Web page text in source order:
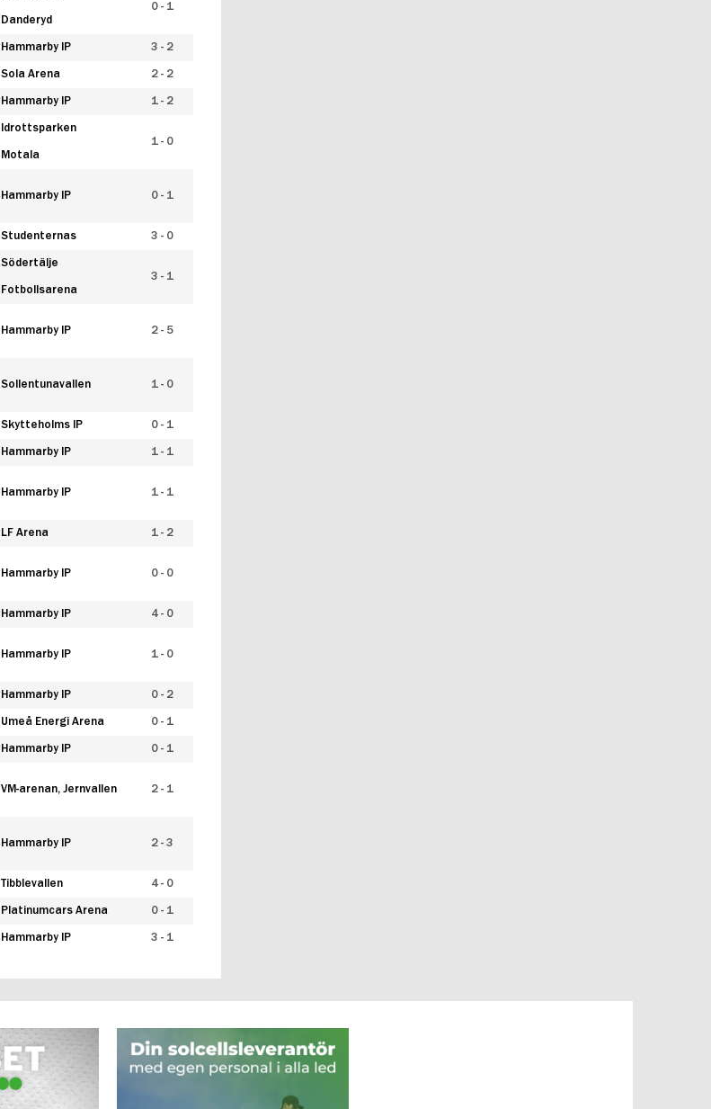
Danderyd
0 - 1
Hammarby IP 3 - 2
Sola Arena 2 - 2
Hammarby IP 1 - 2
Idrottsparken
Motala
1 - 0
Hammarby IP 0 - 1
Studenternas 3 - 0
Södertälje
Fotbollsarena
3 - 1
Hammarby IP 2 - 5
Sollentunavallen 1 - 0
Skytteholms IP 0 - 1
Hammarby IP 1 - 1
Hammarby IP 1 - 1
LF Arena 1 - 2
Hammarby IP 0 - 0
Hammarby IP 4 - 0
Hammarby IP 1 - 0
Hammarby IP 0 - 2
Umeå Energi Arena 0 - 1
Hammarby IP 0 - 1
VM-arenan, Jernvallen 2 - 1
Hammarby IP 2 - 3
Tibblevallen 4 - 0
Platinumcars Arena 0 - 1
Hammarby IP 3 - 1